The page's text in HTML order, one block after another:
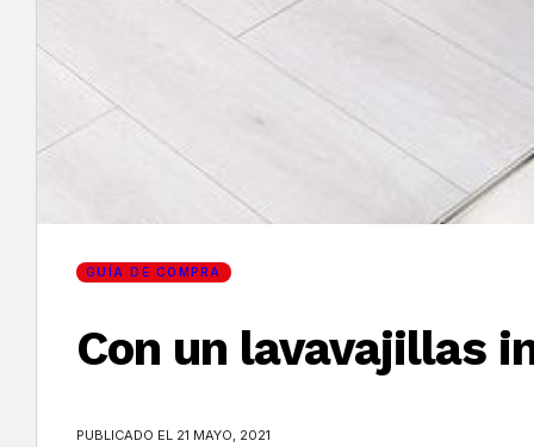
Encuentra tu noticia
GUÍA DE COMPRA
Con un lavavajillas
PUBLICADO EL 21 MAYO, 2021